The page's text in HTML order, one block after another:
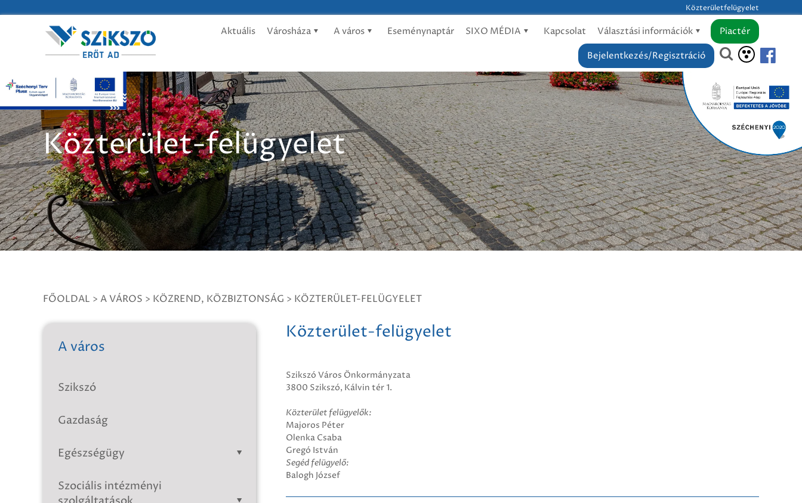
Közterületfelügyelet
Aktuális Városháza A város Eseménynaptár SIXO MÉDIA Kapcsolat Választási információk
Piactér
Bejelentkezés/Regisztráció
Közterület-felügyelet
FŐOLDAL > A VÁROS > KÖZREND, KÖZBIZTONSÁG > KÖZTERÜLET-FELÜGYELET
A város
Szikszó
Gazdaság
Egészségügy
Szociális intézményi
Közterület-felügyelet
Szikszó Város Önkormányzata
3800 Szikszó, Kálvin tér 1.
Közterület felügyelők:
Majoros Péter
Olenka Csaba
Gregó István
Segéd felügyelő:
Balogh József